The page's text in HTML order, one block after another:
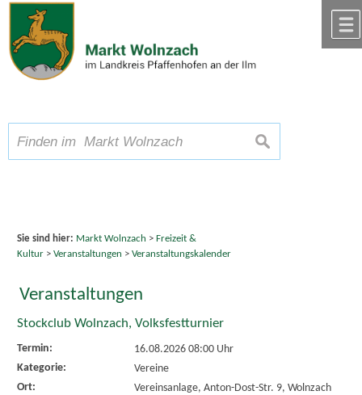
Zum Inhalt,zur Navigation
Schriftgröße A A A suchen
Sie sind hier: Markt Wolnzach > Freizeit &
Kultur> Veranstaltungen > Veranstaltungskalender
Veranstaltungen
Stockclub Wolnzach, Volksfestturnier
Termin:
16.08.2026 08:00 Uhr
Kategorie:
Vereine
Ort:
Vereinsanlage, Anton-Dost-Str. 9, Wolnzach